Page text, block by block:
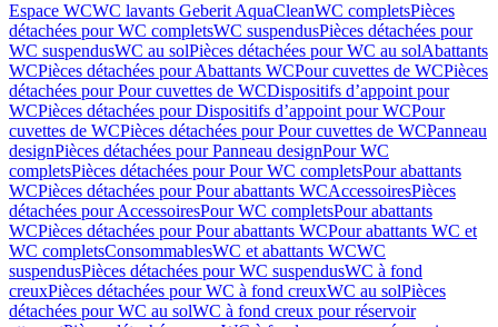
Espace WCWC lavants Geberit AquaCleanWC completsPièces
détachées pour WC completsWC suspendusPièces détachées pour
WC suspendusWC au solPièces détachées pour WC au solAbattants
WCPièces détachées pour Abattants WCPour cuvettes de WCPièces
détachées pour Pour cuvettes de WCDispositifs d’appoint pour
WCPièces détachées pour Dispositifs d’appoint pour WCPour
cuvettes de WCPièces détachées pour Pour cuvettes de WCPanneau
designPièces détachées pour Panneau designPour WC
completsPièces détachées pour Pour WC completsPour abattants
WCPièces détachées pour Pour abattants WCAccessoiresPièces
détachées pour AccessoiresPour WC completsPour abattants
WCPièces détachées pour Pour abattants WCPour abattants WC et
WC completsConsommablesWC et abattants WCWC
suspendusPièces détachées pour WC suspendusWC à fond
creuxPièces détachées pour WC à fond creuxWC au solPièces
détachées pour WC au solWC à fond creux pour réservoir